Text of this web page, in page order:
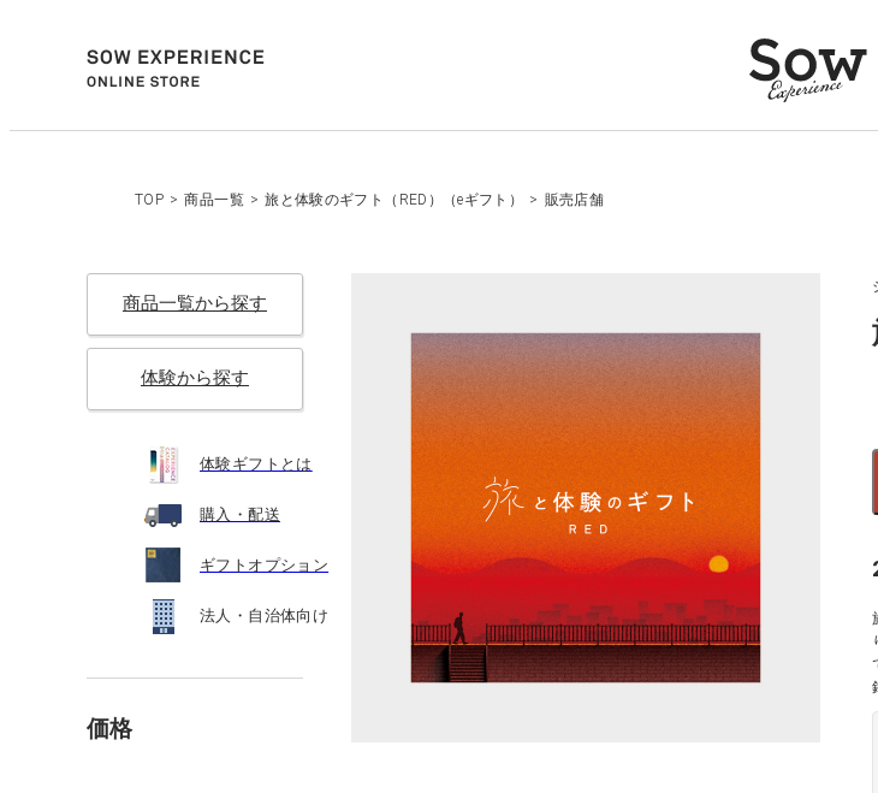
TOP > 商品一覧 > 旅と体験のギフト（RED）（eギフト） > 販売店舗
商品一覧から探す
体験から探す
体験ギフトとは
購入・配送
ギフトオプション
法人・自治体向け
価格